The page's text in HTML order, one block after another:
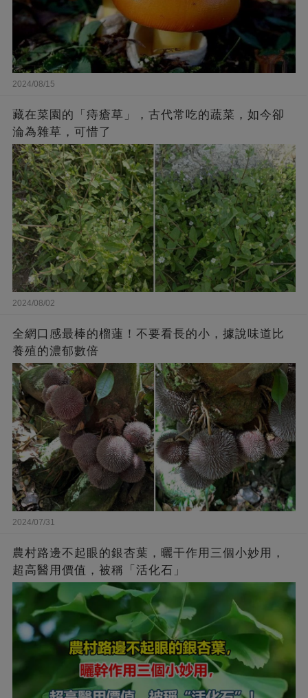
2024/08/15
藏在菜園的「痔瘡草」，古代常吃的蔬菜，如今卻
淪為雜草，可惜了
2024/08/02
全網口感最棒的榴蓮！不要看長的小，據說味道比
養殖的濃郁數倍
2024/07/31
農村路邊不起眼的銀杏葉，曬干作用三個小妙用，
超高醫用價值，被稱「活化石」